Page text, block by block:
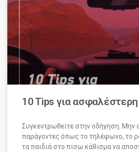
10 Tips για
Συγκεντρωθείτε στην οδήγηση. Μην
παράγοντες όπως το τηλέφωνο, το
τα παιδιά στο πίσω κάθισμα να